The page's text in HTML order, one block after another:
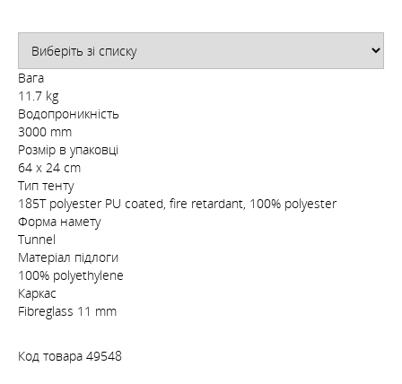
Вага
11.7 kg
Водопроникність
3000 mm
Розмір в упаковці
64 x 24 cm
Тип тенту
185T polyester PU coated, fire retardant, 100% polyester
Форма намету
Tunnel
Матеріал підлоги
100% polyethylene
Каркас
Fibreglass 11 mm
Код товара 49548